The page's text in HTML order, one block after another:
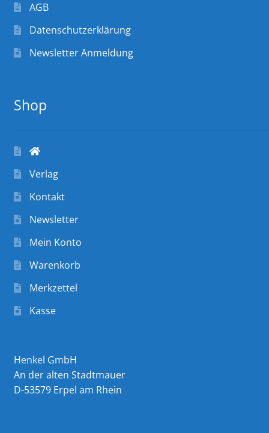
AGB
Datenschutzerklärung
Newsletter Anmeldung
Shop
Verlag
Kontakt
Newsletter
Mein Konto
Warenkorb
Merkzettel
Kasse
Henkel GmbH
An der alten Stadtmauer
D-53579 Erpel am Rhein